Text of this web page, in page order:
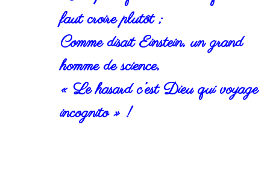
faut croire plutôt ;
Comme disait Einstein, un grand
homme de science,
« Le hasard c’est Dieu qui voyage
incognito » !